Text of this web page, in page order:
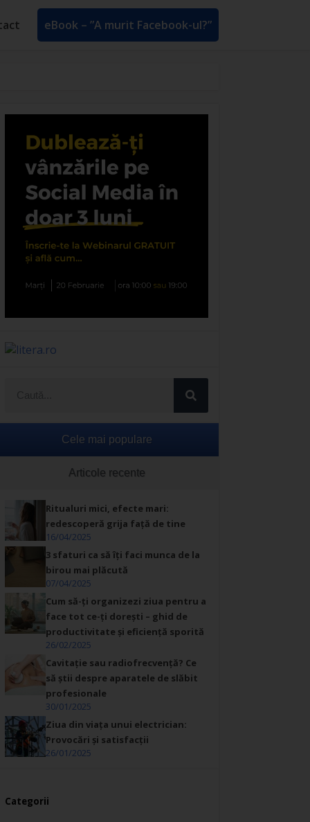
eBook – ”A murit Facebook-ul?”
Cele mai populare
Articole recente
Ritualuri mici, efecte mari:
redescoperă grija față de tine
16/04/2025
3 sfaturi ca să îți faci munca de la
birou mai plăcută
07/04/2025
Cum să-ți organizezi ziua pentru a
face tot ce-ți dorești – ghid de
productivitate și eficiență sporită
26/02/2025
Cavitație sau radiofrecvență? Ce
să știi despre aparatele de slăbit
profesionale
30/01/2025
Ziua din viața unui electrician:
Provocări și satisfacții
26/01/2025
Categorii